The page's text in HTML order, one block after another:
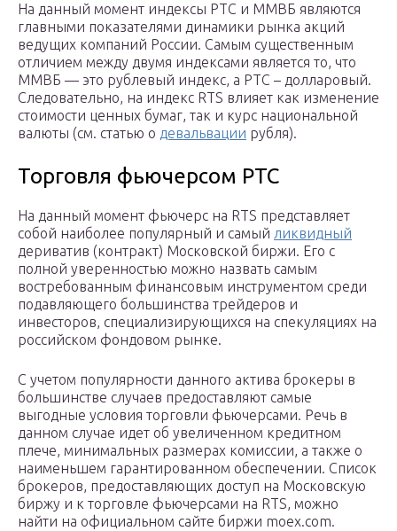
На данный момент индексы РТС и ММВБ являются
главными показателями динамики рынка акций
ведущих компаний России. Самым существенным
отличием между двумя индексами является то, что
ММВБ — это рублевый индекс, а РТС – долларовый.
Следовательно, на индекс RTS влияет как изменение
стоимости ценных бумаг, так и курс национальной
валюты (см. статью о девальвации рубля).
Торговля фьючерсом РТС
На данный момент фьючерс на RTS представляет
собой наиболее популярный и самый ликвидный
дериватив (контракт) Московской биржи. Его с
полной уверенностью можно назвать самым
востребованным финансовым инструментом среди
подавляющего большинства трейдеров и
инвесторов, специализирующихся на спекуляциях на
российском фондовом рынке.
С учетом популярности данного актива брокеры в
большинстве случаев предоставляют самые
выгодные условия торговли фьючерсами. Речь в
данном случае идет об увеличенном кредитном
плече, минимальных размерах комиссии, а также о
наименьшем гарантированном обеспечении. Список
брокеров, предоставляющих доступ на Московскую
биржу и к торговле фьючерсами на RTS, можно
найти на официальном сайте биржи moex.com.